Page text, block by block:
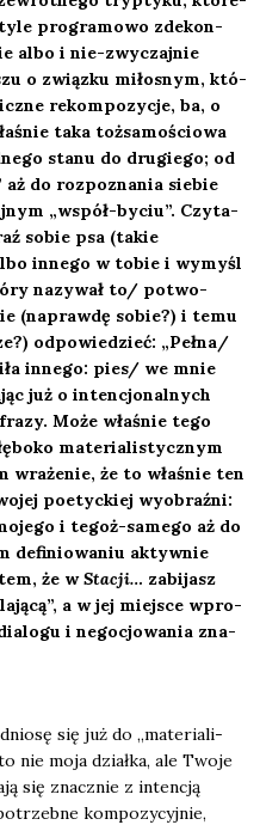
pro­gra­mo­wo zde­kon­
albo i nie-zwy­czaj­nie
o związ­ku miło­snym, któ­
rekom­po­zy­cje, ba, o
taka toż­sa­mo­ścio­wa
sta­nu do dru­gie­go; od
do roz­po­zna­nia sie­bie
„współ-byciu”. Czy­ta­
sobie psa (takie
inne­go w tobie i wymyśl
nazy­wał to/ potwo­
(napraw­dę sobie?) i temu
odpo­wie­dzieć: „Pełna/
inne­go: pies/ we mnie
już o inten­cjo­nal­nych
Może wła­śnie tego
mate­ria­li­stycz­nym
wra­że­nie, że to wła­śnie ten
poetyc­kiej wyobraź­ni:
i tegoż-same­go aż do
defi­nio­wa­niu aktyw­nie
że wSta­cji… zabi­jasz
a w jej miej­sce wpro­
i nego­cjo­wa­nia zna­
się już do „mate­ria­li­
nie moja dział­ka, ale Two­je
się znacz­nie z inten­cją
kom­po­zy­cyj­nie,